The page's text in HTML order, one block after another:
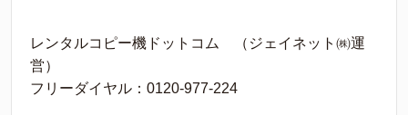
レンタルコピー機ドットコム （ジェイネット㈱運
営）
フリーダイヤル：0120-977-224